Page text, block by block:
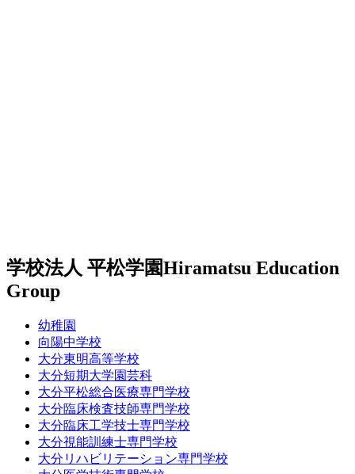
学校法人 平松学園Hiramatsu Education
Group
幼稚園
向陽中学校
大分東明高等学校
大分短期大学園芸科
大分平松総合医療専門学校
大分臨床検査技師専門学校
大分臨床工学技士専門学校
大分視能訓練士専門学校
大分リハビリテーション専門学校